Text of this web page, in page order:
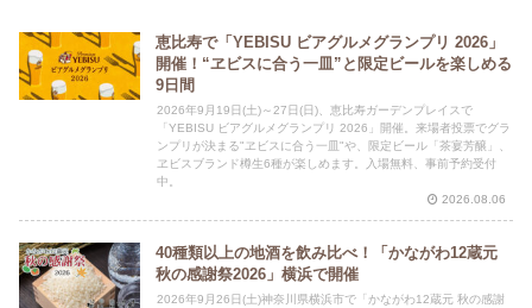
恵比寿で「YEBISU ビアグルメグランプリ 2026」
開催！“ヱビスに合う一皿”と限定ビールを楽しめる
9日間
2026年9月19日(土)～27日(日)、恵比寿ガーデンプレイスで
「YEBISU ビアグルメグランプリ 2026」開催。来場者投票でグラ
ンプリが決まる"ヱビスに合う一皿"や、限定ビール「茶宴芳醸」、
ヱビスブランド樽生6種が楽しめます。入場無料、事前予約受付
中。
2026.08.06
40種類以上の地酒を飲み比べ！「かながわ12蔵元
秋の感謝祭2026」横浜で開催
2026年9月26日(土)神奈川県横浜市で「かながわ12蔵元 秋の感謝